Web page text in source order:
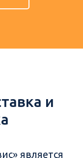
и
является